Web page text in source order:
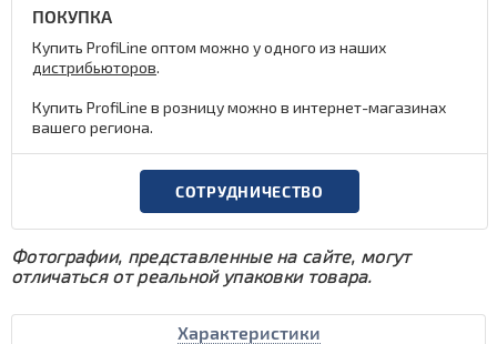
ПОКУПКА
Купить ProfiLine оптом можно у одного из наших
дистрибьюторов.
Купить ProfiLine в розницу можно в интернет-магазинах
вашего региона.
СОТРУДНИЧЕСТВО
Фотографии, представленные на сайте, могут
отличаться от реальной упаковки товара.
Характеристики